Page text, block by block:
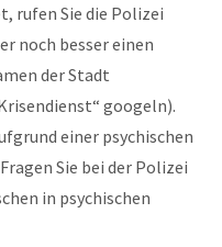
rufen Sie die Polizei
noch besser einen
der Stadt
googeln).
einer psychischen
Sie bei der Polizei
in psychischen